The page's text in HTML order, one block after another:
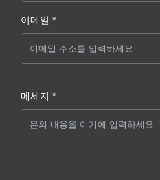
이메일 *
메세지 *